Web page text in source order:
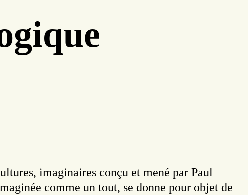
imaginaires conçu et mené par Paul
comme un tout, se donne pour objet de